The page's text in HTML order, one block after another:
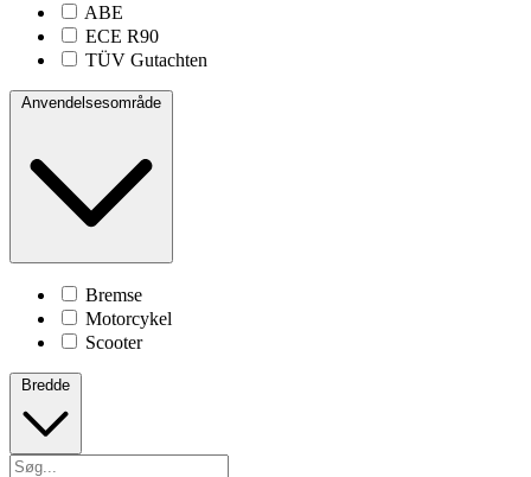
ABE
ECE R90
TÜV Gutachten
Anvendelsesområde
Bremse
Motorcykel
Scooter
Bredde